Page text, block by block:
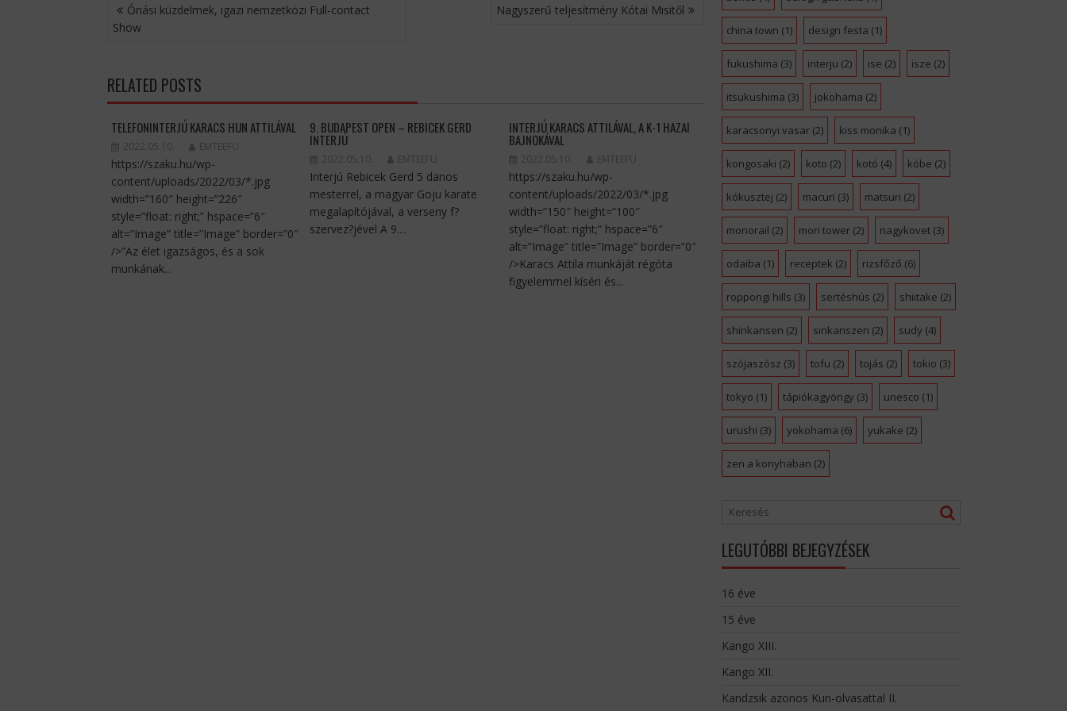
NAVIGÁCIÓ
Óriási küzdelmek, igazi nemzetközi Full-contact
Show
Nagyszerű teljesítmény Kótai Misitől
RELATED POSTS
TELEFONINTERJÚ KARACS HUN ATTILÁVAL
2022.05.10. EMTEEFU
https://szaku.hu/wp-
content/uploads/2022/03/*.jpg
width=”160″ height=”226″
style=”float: right;” hspace=”6″
alt=”Image” title=”Image” border=”0″
/>”Az élet igazságos, és a sok
munkának...
9. BUDAPEST OPEN – REBICEK GERD
INTERJÚ
2022.05.10. EMTEEFU
Interjú Rebicek Gerd 5 danos
mesterrel, a magyar Goju karate
megalapítójával, a verseny f?
szervez?jével A 9....
INTERJÚ KARACS ATTILÁVAL, A K-1 HAZAI
BAJNOKÁVAL
2022.05.10. EMTEEFU
https://szaku.hu/wp-
content/uploads/2022/03/*.jpg
width=”150″ height=”100″
style=”float: right;” hspace=”6″
alt=”Image” title=”Image” border=”0″
/>Karacs Attila munkáját régóta
figyelemmel kíséri és...
china town (1) design festa (1)
fukushima (3) interju (2) ise (2) isze (2)
itsukushima (3) jokohama (2)
karacsonyi vasar(2) kiss monika (1)
kongosaki (2) koto (2) kotó (4) kóbe (2)
kókusztej (2) macuri (3) matsuri (2)
monorail (2) mori tower(2) nagykovet(3)
odaiba (1) receptek (2) rizsfőző (6)
roppongi hills (3) sertéshús (2) shiitake (2)
shinkansen (2) sinkanszen (2) sudy (4)
szójaszósz (3) tofu (2) tojás (2) tokio (3)
tokyo (1) tápiókagyöngy (3) unesco (1)
urushi (3) yokohama (6) yukake (2)
zen a konyhaban (2)
LEGUTÓBBI BEJEGYZÉSEK
16 éve
15 éve
Kango XIII.
Kango XII.
Kandzsik azonos Kun-olvasattal II.